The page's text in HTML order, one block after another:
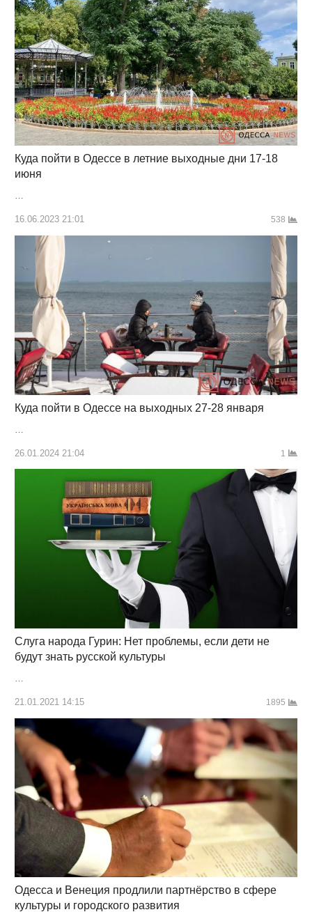
Куда пойти в Одессе в летние выходные дни 17-18
июня
…
16.06.2023 21:01 538
Куда пойти в Одессе на выходных 27-28 января
26.01.2024 21:04 1
Слуга народа Гурин: Нет проблемы, если дети не
будут знать русской культуры
21.01.2021 14:15 1895
Одесса и Венеция продлили партнёрство в сфере
культуры и городского развития